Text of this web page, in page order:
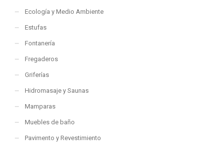
Ecología y Medio Ambiente
Estufas
Fontanería
Fregaderos
Griferías
Hidromasaje y Saunas
Mamparas
Muebles de baño
Pavimento y Revestimiento